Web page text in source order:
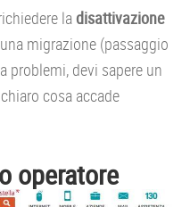
ladisattivazione
migrazione (passaggio
problemi, devi sapere un
cosa accade
operatore